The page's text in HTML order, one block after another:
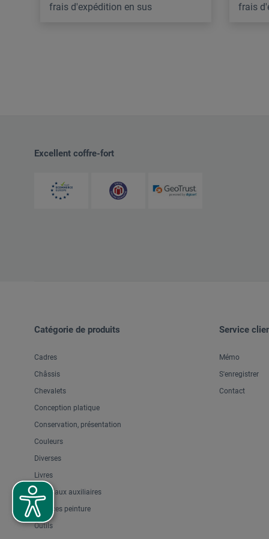
frais d'expédition en sus frais
Excellent coffre-fort
Catégorie de produits
Cadres
Châssis
Chevalets
Conception platique
Conservation, présentation
Couleurs
Diverses
Livres
Matériaux auxiliaires
Surfaces peinture
Outils
Service
Mémo
S'enregistrer
Contact